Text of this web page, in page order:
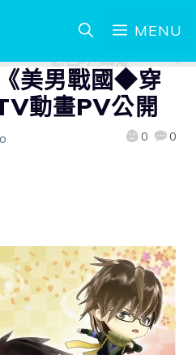
MENU
美男戰國◆穿
動畫PV公開
0 0